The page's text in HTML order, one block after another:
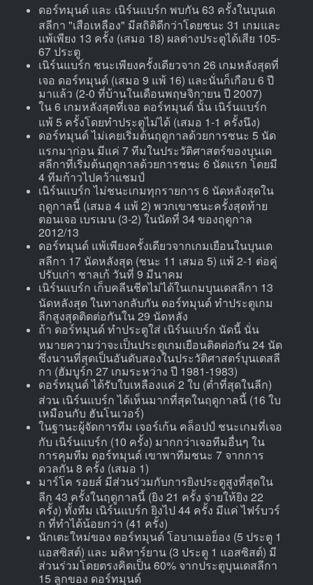
ดอร์ทมุนด์ และ เนิร์นแบร์ก พบกัน 63 ครั้งในบุนเด
สลีกา "เสือเหลือง" มีสถิติดีกว่าโดยชนะ 31 เกมและ
แพ้เพียง 13 ครั้ง (เสมอ 18) ผลต่างประตูได้เสีย 105-
67 ประตู
เนิร์นแบร์ก ชนะเพียงครั้งเดียวจาก 26 เกมหลังสุดที่
เจอ ดอร์ทมุนด์ (เสมอ 9 แพ้ 16) และนั่นก็เกือบ 6 ปี
มาแล้ว (2-0 ที่บ้านในเดือนพฤษจิกายน ปี 2007)
ใน 6 เกมหลังสุดที่เจอ ดอร์ทมุนด์ นั้น เนิร์นแบร์ก
แพ้ 5 ครั้งโดยทำประตูไม่ได้ (เสมอ 1-1 ครั้งนึง)
ดอร์ทมุนด์ ไม่เคยเริ่มต้นฤดูกาลด้วยการชนะ 5 นัด
แรกมาก่อน มีแค่ 7 ทีมในประวัติศาสตร์ของบุนเด
สลีกาที่เริ่มต้นฤดูกาลด้วยการชนะ 6 นัดแรก โดยมี
4 ทีมก้าวไปคว้าแชมป์
เนิร์นแบร์ก ไม่ชนะเกมทุกรายการ 6 นัดหลังสุดใน
ฤดูกาลนี้ (เสมอ 4 แพ้ 2) พวกเขาชนะครั้งสุดท้าย
ตอนเจอ เบรเมน (3-2) ในนัดที่ 34 ของฤดูกาล
2012/13
ดอร์ทมุนด์ แพ้เพียงครั้งเดียวจากเกมเยือนในบุนเด
สลีกา 17 นัดหลังสุด (ชนะ 11 เสมอ 5) แพ้ 2-1 ต่อคู่
ปรับเก่า ชาลเก้ วันที่ 9 มีนาคม
เนิร์นแบร์ก เก็บคลีนชีตไม่ได้ในเกมบุนเดสลีกา 13
นัดหลังสุด ในทางกลับกัน ดอร์ทมุนด์ ทำประตูเกม
ลีกสูงสุดติดต่อกันใน 29 นัดหลัง
ถ้า ดอร์ทมุนด์ ทำประตูใส่ เนิร์นแบร์ก นัดนี้ นั่น
หมายความว่าจะเป็นประตูเกมเยือนติดต่อกัน 24 นัด
ซึ่งนานที่สุดเป็นอันดับสองในประวัติศาสตร์บุนเดสลี
กา (ฮัมบูร์ก 27 เกมระหว่าง ปี 1981-1983)
ดอร์ทมุนด์ ได้รับใบเหลืองแค่ 2 ใบ (ต่ำที่สุดในลีก)
ส่วน เนิร์นแบร์ก ได้เห็นมากที่สุดในฤดูกาลนี้ (16 ใบ
เหมือนกับ ฮันโนเวอร์)
ในฐานะผู้จัดการทีม เจอร์เก้น คล็อปป์ ชนะเกมที่เจอ
กับ เนิร์นแบร์ก (10 ครั้ง) มากกว่าเจอทีมอื่นๆ ใน
การคุมทีม ดอร์ทมุนด์ เขาพาทีมชนะ 7 จากการ
ดวลกัน 8 ครั้ง (เสมอ 1)
มาร์โค รอยส์ มีส่วนร่วมกับการยิงประตูสูงที่สุดใน
ลีก 43 ครั้งในฤดูกาลนี้ (ยิง 21 ครั้ง จ่ายให้ยิง 22
ครั้ง) ทั้งทีม เนิร์นแบร์ก ยิงไป 44 ครั้ง มีแค่ ไฟร์บวร์
ก ที่ทำได้น้อยกว่า (41 ครั้ง)
นักเตะใหม่ของ ดอร์ทมุนด์ โอบาเมอย็อง (5 ประตู 1
แอสซิสต์) และ มคิทาร์ยาน (3 ประตู 1 แอสซิสต์) มี
ส่วนร่วมโดยตรงคิดเป็น 60% จากประตูบุนเดสลีกา
15 ลูกของ ดอร์ทมุนด์